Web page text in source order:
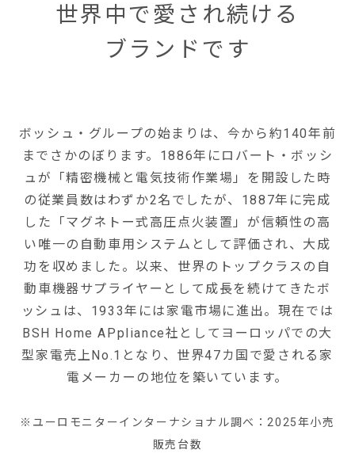
世界中で愛され続ける
ブランドです
ボッシュ・グループの始まりは、今から約140年前
までさかのぼります。1886年にロバート・ボッシ
ュが「精密機械と電気技術作業場」を開設した時
の従業員数はわずか2名でしたが、1887年に完成
した「マグネトー式高圧点火装置」が信頼性の高
い唯一の自動車用システムとして評価され、大成
功を収めました。以来、世界のトップクラスの自
動車機器サプライヤーとして成長を続けてきたボ
ッシュは、1933年には家電市場に進出。現在では
BSH Home APpliance社としてヨーロッパでの大
型家電売上No.1となり、世界47カ国で愛される家
電メーカーの地位を築いています。
※ユーロモニターインターナショナル調べ：2025年小売
販売台数